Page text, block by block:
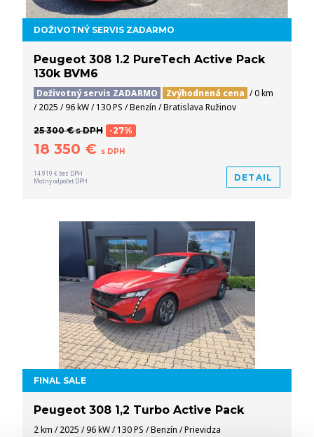
DOŽIVOTNÝ SERVIS ZADARMO
Peugeot 308 1.2 PureTech Active Pack
130k BVM6
Doživotný servis ZADARMO Zvýhodnená cena / 0 km
/ 2025 / 96 kW / 130 PS / Benzín / Bratislava Ružinov
25 300 € s DPH -27%
18 350 € s DPH
14 919 € bez DPH
Možný odpočet DPH
DETAIL
FINAL SALE
Peugeot 308 1,2 Turbo Active Pack
2 km / 2025 / 96 kW / 130 PS / Benzín / Prievidza